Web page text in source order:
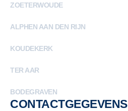
ZOETERWOUDE
ALPHEN AAN DEN RIJN
KOUDEKERK
TER AAR
BODEGRAVEN
CONTACTGEGEVENS